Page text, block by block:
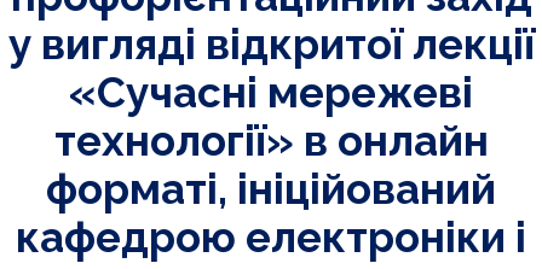
у вигляді відкритої лекції
«Сучасні мережеві
технології» в онлайн
форматі, ініційований
кафедрою електроніки і